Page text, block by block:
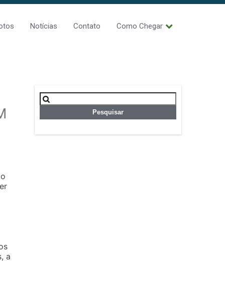
Notícias Contato Como Chegar
a
Pesquisar
por: